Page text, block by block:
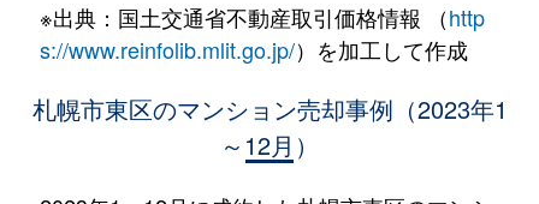
※出典：国土交通省不動産取引価格情報 （http
s://www.reinfolib.mlit.go.jp/）を加工して作成
札幌市東区のマンション売却事例（2023年1
～12月）